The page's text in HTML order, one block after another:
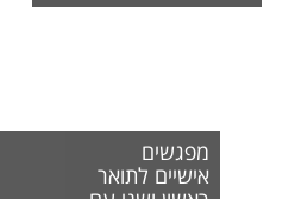
מפגשים
אישיים לתואר